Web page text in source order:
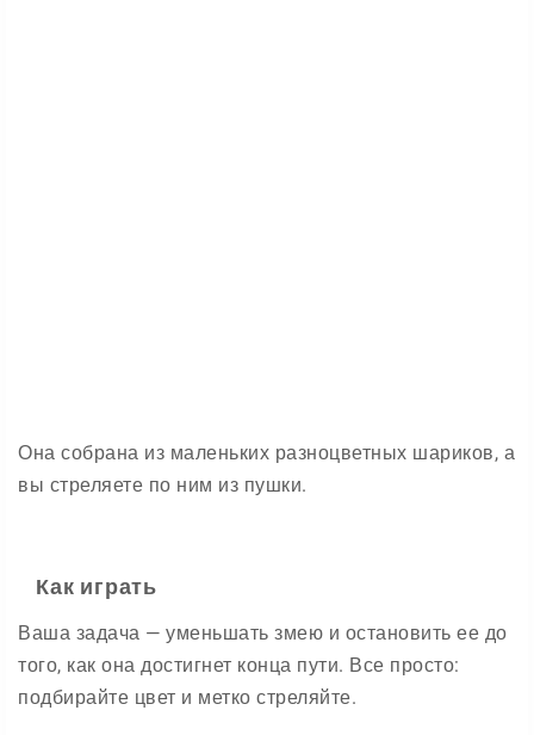
Она собрана из маленьких разноцветных шариков, а
вы стреляете по ним из пушки.
Как играть
Ваша задача — уменьшать змею и остановить ее до
того, как она достигнет конца пути. Все просто:
подбирайте цвет и метко стреляйте.